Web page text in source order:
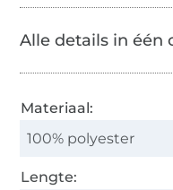
Alle details in één
Materiaal:
100% polyester
Lengte: